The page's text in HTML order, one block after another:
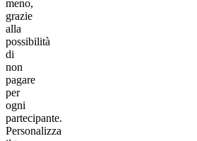
meno,
grazie
alla
possibilità
di
non
pagare
per
ogni
partecipante.
Personalizza